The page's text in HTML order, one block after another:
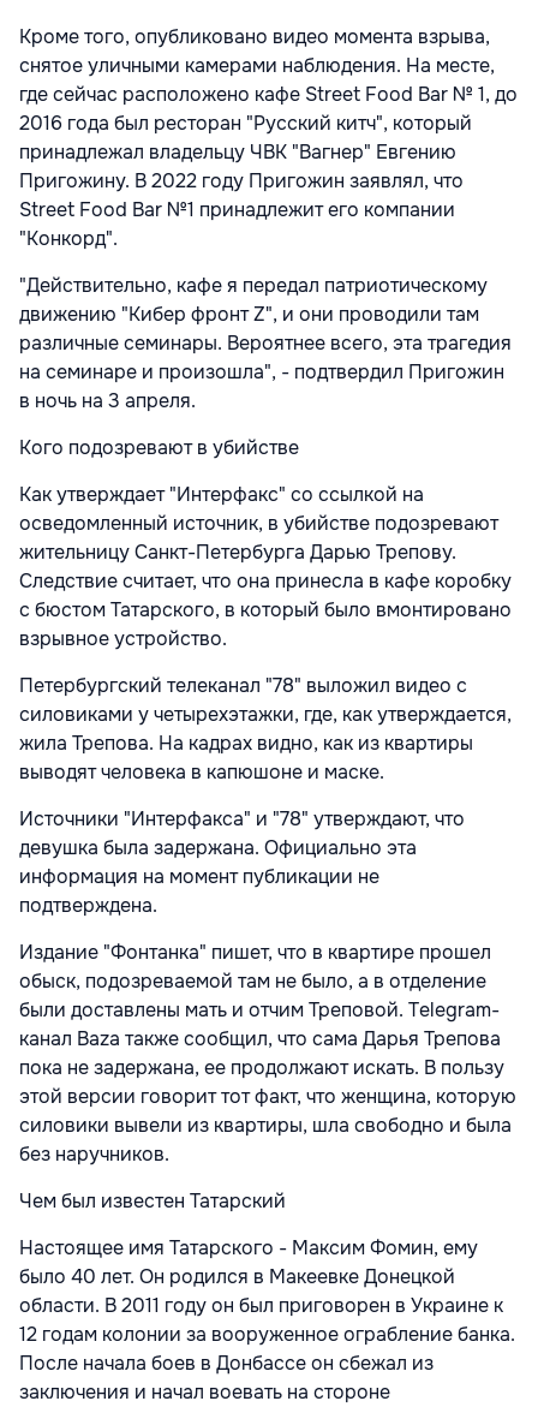
Кроме того, опубликовано видео момента взрыва,
снятое уличными камерами наблюдения. На месте,
где сейчас расположено кафе Street Food Bar № 1, до
2016 года был ресторан "Русский китч", который
принадлежал владельцу ЧВК "Вагнер" Евгению
Пригожину. В 2022 году Пригожин заявлял, что
Street Food Bar №1 принадлежит его компании
"Конкорд".
"Действительно, кафе я передал патриотическому
движению "Кибер фронт Z", и они проводили там
различные семинары. Вероятнее всего, эта трагедия
на семинаре и произошла", - подтвердил Пригожин
в ночь на 3 апреля.
Кого подозревают в убийстве
Как утверждает "Интерфакс" со ссылкой на
осведомленный источник, в убийстве подозревают
жительницу Санкт-Петербурга Дарью Трепову.
Следствие считает, что она принесла в кафе коробку
с бюстом Татарского, в который было вмонтировано
взрывное устройство.
Петербургский телеканал "78" выложил видео с
силовиками у четырехэтажки, где, как утверждается,
жила Трепова. На кадрах видно, как из квартиры
выводят человека в капюшоне и маске.
Источники "Интерфакса" и "78" утверждают, что
девушка была задержана. Официально эта
информация на момент публикации не
подтверждена.
Издание "Фонтанка" пишет, что в квартире прошел
обыск, подозреваемой там не было, а в отделение
были доставлены мать и отчим Треповой. Telegram-
канал Baza также сообщил, что сама Дарья Трепова
пока не задержана, ее продолжают искать. В пользу
этой версии говорит тот факт, что женщина, которую
силовики вывели из квартиры, шла свободно и была
без наручников.
Чем был известен Татарский
Настоящее имя Татарского - Максим Фомин, ему
было 40 лет. Он родился в Макеевке Донецкой
области. В 2011 году он был приговорен в Украине к
12 годам колонии за вооруженное ограбление банка.
После начала боев в Донбассе он сбежал из
заключения и начал воевать на стороне